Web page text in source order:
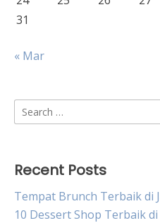
31
« Mar
Search
for:
Recent Posts
Tempat Brunch Terbaik di
10 Dessert Shop Terbaik